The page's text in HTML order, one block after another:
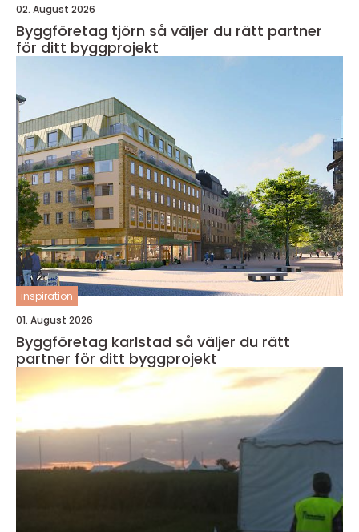
02. August 2026
Byggföretag tjörn så väljer du rätt partner
för ditt byggprojekt
inspiration
01. August 2026
Byggföretag karlstad så väljer du rätt
partner för ditt byggprojekt